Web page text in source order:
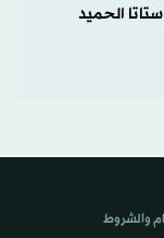
الحميد
والشروط